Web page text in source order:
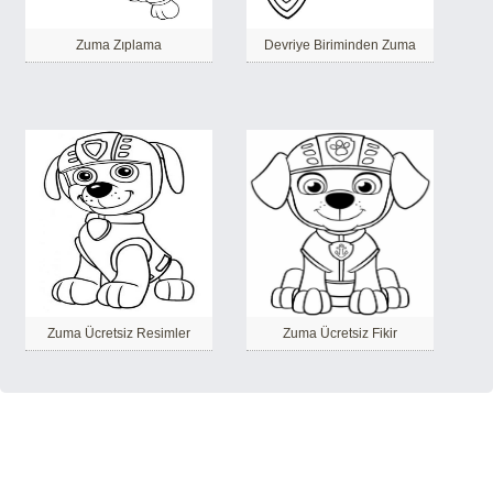
Zuma Zıplama Devriye Biriminden Zuma
Zuma Ücretsiz Resimler Zuma Ücretsiz Fikir